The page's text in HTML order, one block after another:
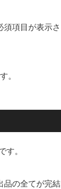
須項目が表示さ
。
す。
品の全てが完結